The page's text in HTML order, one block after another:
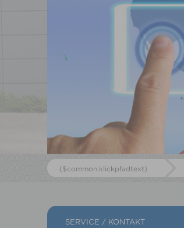
{$common.klickpfadtext}
SERVICE / KONTAKT